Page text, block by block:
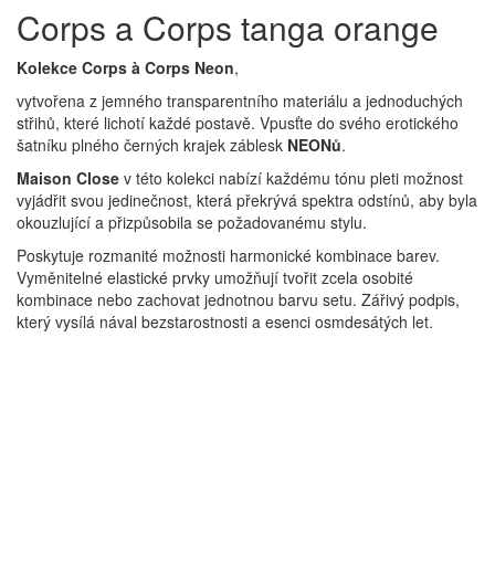
Corps a Corps tanga orange
Kolekce Corps à Corps Neon,
vytvořena z jemného transparentního materiálu a jednoduchých
střihů, které lichotí každé postavě. Vpusťte do svého erotického
šatníku plného černých krajek záblesk NEONů.
Maison Close v této kolekci nabízí každému tónu pleti možnost
vyjádřit svou jedinečnost, která překrývá spektra odstínů, aby byla
okouzlující a přizpůsobila se požadovanému stylu.
Poskytuje rozmanité možnosti harmonické kombinace barev.
Vyměnitelné elastické prvky umožňují tvořit zcela osobité
kombinace nebo zachovat jednotnou barvu setu. Zářivý podpis,
který vysílá nával bezstarostnosti a esenci osmdesátých let.